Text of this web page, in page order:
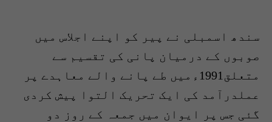
سندھ اسمبلی نے پیر کو اپنے اجلاس میں
صوبوں کے درمیان پانی کی تقسیم سے
متعلق1991ءمیں طے پانے والے معاہدے پر
عملدرآمد کی ایک تحریک التوا پیش کردی
گئی جس پر ایوان میں جمعہ کے روز دو